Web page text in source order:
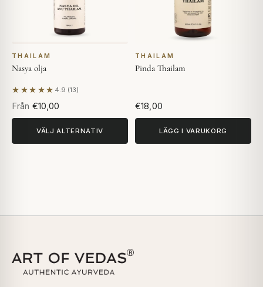
THAILAM
Nasya olja
★★★★★ 4.9 (13)
Baserat på 13 recensioner
Från €10,00
VÄLJ ALTERNATIV
THAILAM
Pinda Thailam
€18,00
LÄGG I VARUKORG